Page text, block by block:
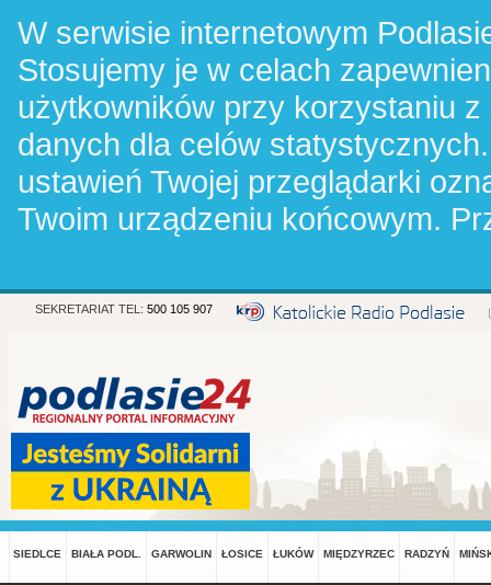
W serwisie internetowym
Stosujemy je w celach
użytkowników przy korzystaniu
danych dla celów
ustawień Twojej przeglądarki
Twoim urządzeniu końcowym.
SEKRETARIAT TEL: 500 105 907
SIEDLCE BIAŁA PODL. GARWOLIN ŁOSICE ŁUKÓW MIĘDZYRZEC RADZYŃ